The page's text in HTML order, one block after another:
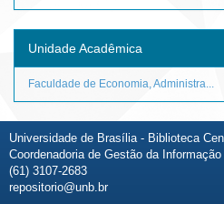
Unidade Acadêmica
Faculdade de Economia, Administra...
Universidade de Brasília - Biblioteca
Coordenadoria de Gestão da
(61) 3107-2683
repositorio@unb.br